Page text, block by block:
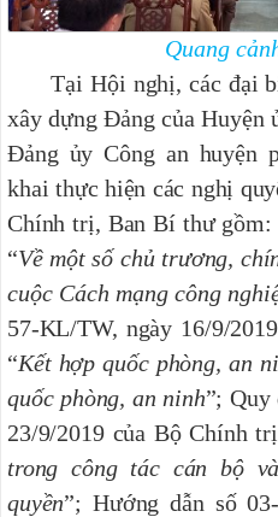
Quang
Tại Hội nghị, các đại
xây dựng Đảng của Huyện
Đảng ủy Công an huyện
khai thực hiện các nghị
Chính trị, Ban Bí thư
“Về một số chủ trương,
cuộc Cách mạng công
57-KL/TW, ngày 16/9/
“Kết hợp quốc phòng, an
quốc phòng, an ninh”; Quy
23/9/2019 của Bộ Chính
trong công tác cán bộ
quyền”; Hướng dẫn số